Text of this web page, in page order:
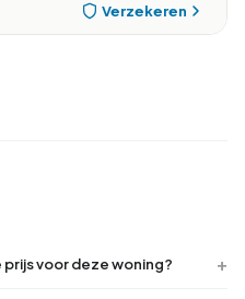
Verzekeren
prijs voor deze woning?